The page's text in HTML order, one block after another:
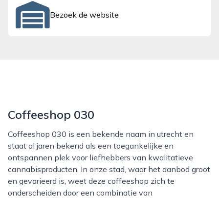
Bezoek de website
Coffeeshop 030
Coffeeshop 030 is een bekende naam in utrecht en
staat al jaren bekend als een toegankelijke en
ontspannen plek voor liefhebbers van kwalitatieve
cannabisproducten. In onze stad, waar het aanbod groot
en gevarieerd is, weet deze coffeeshop zich te
onderscheiden door een combinatie van